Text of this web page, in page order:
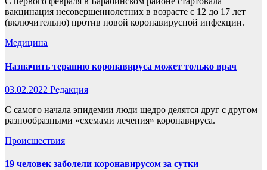
вакцинация несовершеннолетних в возрасте с 12 до 17 лет
(включительно) против новой коронавирусной инфекции.
Медицина
Назначить терапию коронавируса может только врач
03.02.2022 Редакция
С самого начала эпидемии люди щедро делятся друг с другом
разнообразными «схемами лечения» коронавируса.
Происшествия
19 человек заболели коронавирусом за сутки